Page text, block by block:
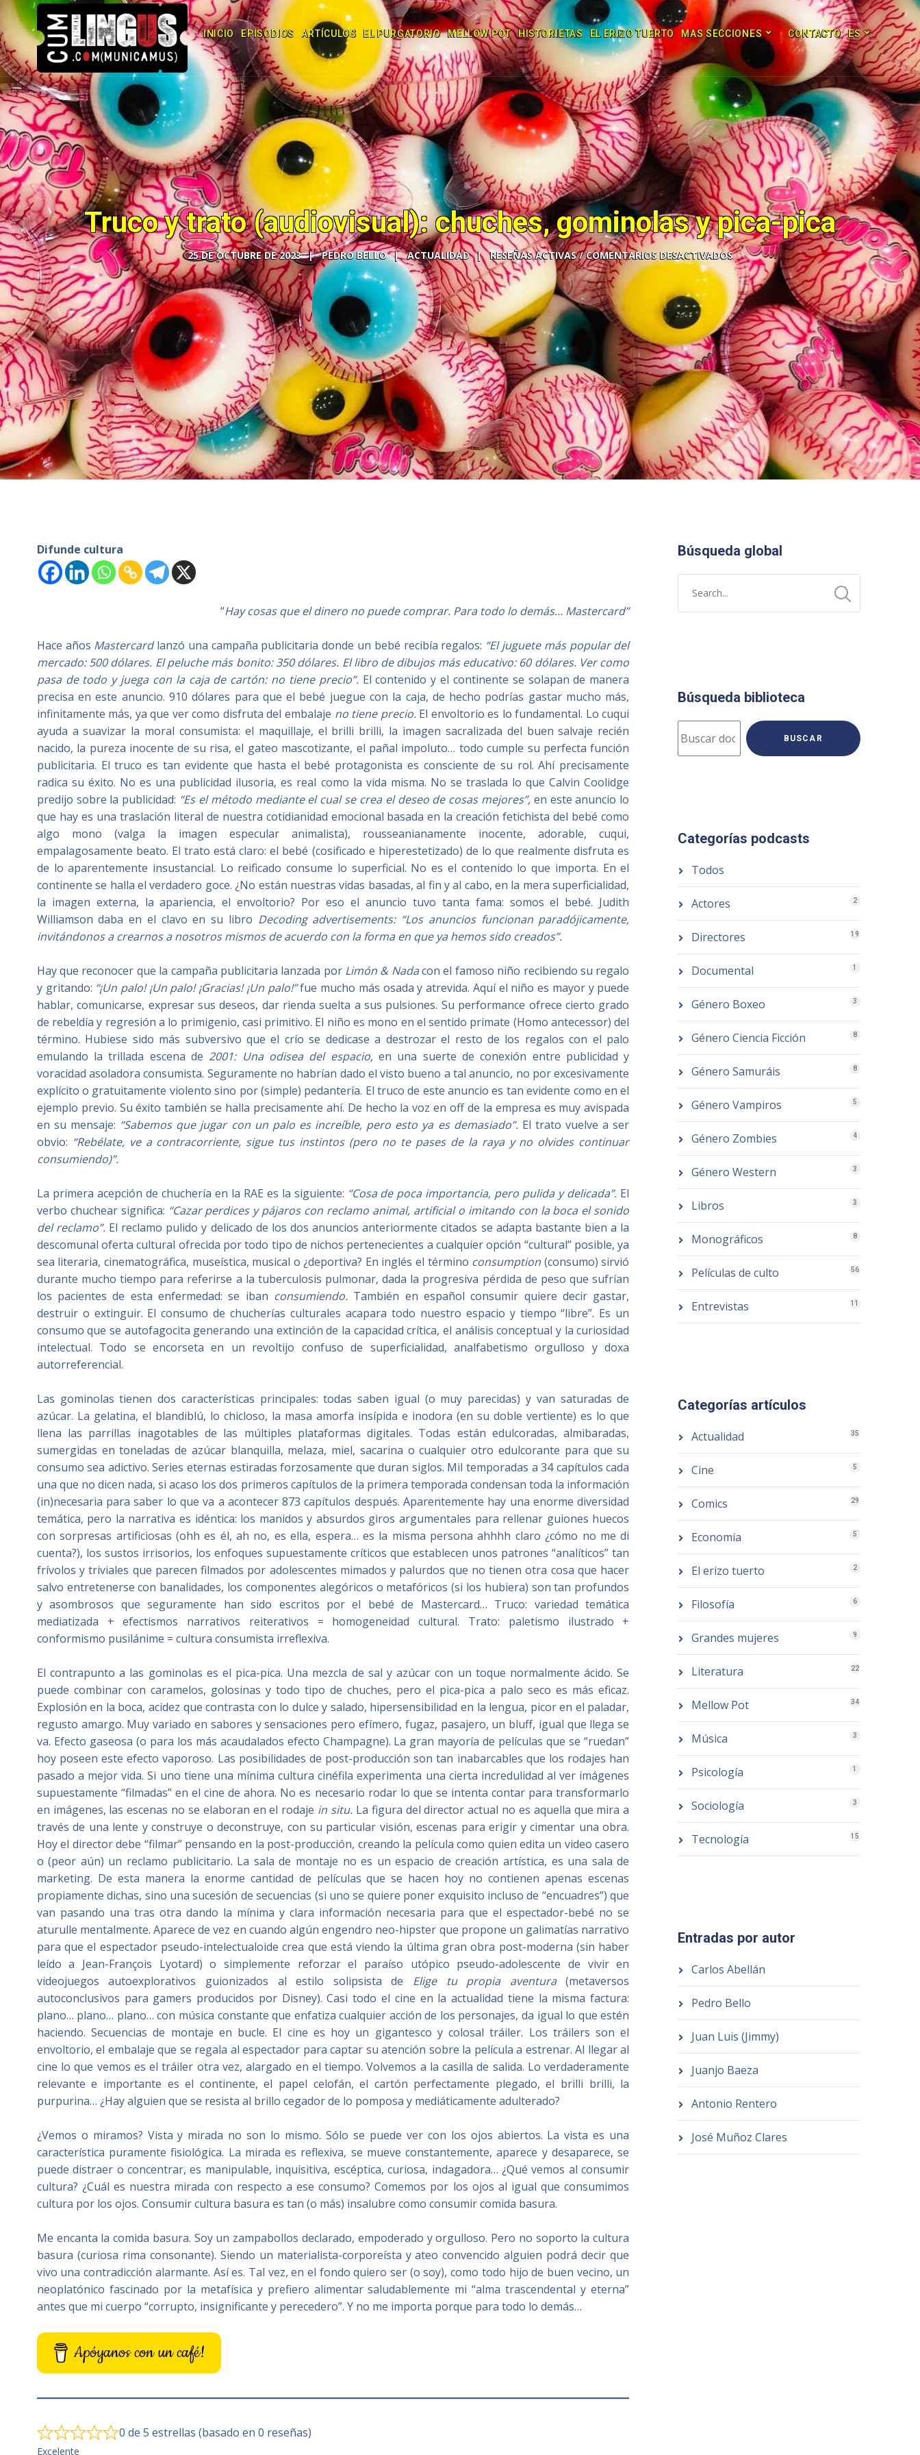
INICIO EPISODIOS ARTÍCULOS EL PURGATORIO MELLOW POT HISTORIETAS EL ERIZO TUERTO MAS SECCIONES CONTACTO ES
Truco y trato (audiovisual): chuches, gominolas y pica-pica
25 DE OCTUBRE DE 2023 PEDRO BELLO ACTUALIDAD COMENTARIOS DESACTIVADOS
Difunde cultura
“Hay cosas que el dinero no puede comprar. Para todo lo demás… Mastercard”
Hace años Mastercardlanzó una campaña publicitaria donde un bebé recibía regalos: “El juguete más popular del
mercado: 500dólares. El peluche más bonito: 350dólares. El libro de dibujos más educativo: 60dólares.Ver como
pasa de todo y juega con la caja de cartón: no tiene precio”.El contenido y el continente se solapan de manera
precisa en este anuncio. 910 dólares para que el bebé juegue con la caja, de hecho podrías gastar mucho más,
infinitamente más, ya que ver como disfruta del embalaje no tiene precio.El envoltorio es lo fundamental. Lo cuqui
ayuda a suavizar la moral consumista: el maquillaje, el brilli brilli, la imagen sacralizada del buen salvaje recién
nacido, la pureza inocente de su risa, el gateo mascotizante, el pañal impoluto… todo cumple su perfecta función
publicitaria. El truco es tan evidente que hasta el bebé protagonista es consciente de su rol. Ahí precisamente
radica su éxito. No es una publicidad ilusoria, es real como la vida misma. No se traslada lo que Calvin Coolidge
predijo sobre la publicidad: “Es el método mediante el cual se crea el deseo de cosas mejores”, en este anuncio lo
que hay es una traslación literal de nuestra cotidianidad emocional basada en la creación fetichista del bebé como
algo mono (valga la imagen especular animalista), rousseanianamente inocente, adorable, cuqui,
empalagosamente beato. El trato está claro: el bebé (cosificado e hiperestetizado) de lo que realmente disfruta es
de lo aparentemente insustancial. Lo reificado consume lo superficial. No es el contenido lo que importa. En el
continente se halla el verdadero goce. ¿No están nuestras vidas basadas, al fin y al cabo, en la mera superficialidad,
la imagen externa, la apariencia, el envoltorio? Por eso el anuncio tuvo tanta fama: somos el bebé. Judith
Williamson daba en el clavo en su libro Decoding advertisements: “Los anuncios funcionan paradójicamente,
invitándonos a crearnos a nosotros mismos de acuerdo con la forma en que ya hemos sido creados”.
Hay que reconocer que la campaña publicitaria lanzada por Limón & Nadacon el famoso niño recibiendo su regalo
y gritando: “¡Un palo! ¡Un palo!¡Gracias! ¡Un palo!”fue mucho más osada y atrevida. Aquí el niño es mayor y puede
hablar, comunicarse, expresar sus deseos, dar rienda suelta a sus pulsiones. Su performance ofrece cierto grado
de rebeldía y regresión a lo primigenio, casi primitivo. El niño es mono en el sentido primate (Homo antecessor) del
término. Hubiese sido más subversivo que el crío se dedicase a destrozar el resto de los regalos con el palo
emulando la trillada escena de 2001: Una odisea del espacio,en una suerte de conexión entre publicidad y
voracidad asoladora consumista. Seguramente no habrían dado el visto bueno a tal anuncio, no por excesivamente
explícito o gratuitamente violento sino por (simple) pedantería. El truco de este anuncio es tan evidente como en el
ejemplo previo. Su éxito también se halla precisamente ahí. De hecho la voz en off de la empresa es muy avispada
en su mensaje: “Sabemos que jugar con un palo es increíble, pero esto ya es demasiado”.El trato vuelve a ser
obvio: “Rebélate, ve a contracorriente, sigue tus instintos (pero no te pases de la raya y no olvides continuar
consumiendo)”.
La primera acepción de chuchería en la RAE es la siguiente: “Cosa de poca importancia, pero pulida y delicada”. El
verbo chuchear significa: “Cazar perdices y pájaros con reclamo animal, artificial o imitando con la boca el sonido
del reclamo”.El reclamo pulido y delicado de los dos anuncios anteriormente citados se adapta bastante bien a la
descomunal oferta cultural ofrecida por todo tipo de nichos pertenecientes a cualquier opción “cultural” posible, ya
sea literaria, cinematográfica, museística, musical o ¿deportiva? En inglés el término consumption (consumo) sirvió
durante mucho tiempo para referirse a la tuberculosis pulmonar, dada la progresiva pérdida de peso que sufrían
los pacientes de esta enfermedad: se iban consumiendo. También en español consumir quiere decir gastar,
destruir o extinguir. El consumo de chucherías culturales acapara todo nuestro espacio y tiempo “libre”. Es un
consumo que se autofagocita generando una extinción de la capacidad crítica, el análisis conceptual y la curiosidad
intelectual. Todo se encorseta en un revoltijo confuso de superficialidad, analfabetismo orgulloso y doxa
autorreferencial.
Las gominolas tienen dos características principales: todas saben igual (o muy parecidas) y van saturadas de
azúcar. La gelatina, el blandiblú, lo chicloso, la masa amorfa insípida e inodora (en su doble vertiente) es lo que
llena las parrillas inagotables de las múltiples plataformas digitales. Todas están edulcoradas, almibaradas,
sumergidas en toneladas de azúcar blanquilla, melaza, miel, sacarina o cualquier otro edulcorante para que su
consumo sea adictivo. Series eternas estiradas forzosamente que duran siglos. Mil temporadas a 34 capítulos cada
una que no dicen nada, si acaso los dos primeros capítulos de la primera temporada condensan toda la información
(in)necesaria para saber lo que va a acontecer 873 capítulos después. Aparentemente hay una enorme diversidad
temática, pero la narrativa es idéntica: los manidos y absurdos giros argumentales para rellenar guiones huecos
con sorpresas artificiosas (ohh es él, ah no, es ella, espera… es la misma persona ahhhh claro ¿cómo no me di
cuenta?), los sustos irrisorios, los enfoques supuestamente críticos que establecen unos patrones “analíticos” tan
frívolos y triviales que parecen filmados por adolescentes mimados y palurdos que no tienen otra cosa que hacer
salvo entretenerse con banalidades, los componentes alegóricos o metafóricos (si los hubiera) son tan profundos
y asombrosos que seguramente han sido escritos por el bebé de Mastercard… Truco: variedad temática
mediatizada + efectismos narrativos reiterativos = homogeneidad cultural. Trato: paletismo ilustrado +
conformismo pusilánime = cultura consumista irreflexiva.
El contrapunto a las gominolas es el pica-pica. Una mezcla de sal y azúcar con un toque normalmente ácido. Se
puede combinar con caramelos, golosinas y todo tipo de chuches, pero el pica-pica a palo seco es más eficaz.
Explosión en la boca, acidez que contrasta con lo dulce y salado, hipersensibilidad en la lengua, picor en el paladar,
regusto amargo. Muy variado en sabores y sensaciones pero efímero, fugaz, pasajero, un bluff, igual que llega se
va. Efecto gaseosa (o para los más acaudalados efecto Champagne). La gran mayoría de películas que se “ruedan”
hoy poseen este efecto vaporoso. Las posibilidades de post-producción son tan inabarcables que los rodajes han
pasado a mejor vida. Si uno tiene una mínima cultura cinéfila experimenta una cierta incredulidad al ver imágenes
supuestamente “filmadas” en el cine de ahora. No es necesario rodar lo que se intenta contar para transformarlo
en imágenes, las escenas no se elaboran en el rodaje in situ. La figura del director actual no es aquella que mira a
través de una lente y construye o deconstruye, con su particular visión, escenas para erigir y cimentar una obra.
Hoy el director debe “filmar” pensando en la post-producción, creando la película como quien edita un video casero
o (peor aún) un reclamo publicitario. La sala de montaje no es un espacio de creación artística, es una sala de
marketing. De esta manera la enorme cantidad de películas que se hacen hoy no contienen apenas escenas
propiamente dichas, sino una sucesión de secuencias (si uno se quiere poner exquisito incluso de “encuadres”) que
van pasando una tras otra dando la mínima y clara información necesaria para que el espectador-bebé no se
aturulle mentalmente. Aparece de vez en cuando algún engendro neo-hipster que propone un galimatías narrativo
para que el espectador pseudo-intelectualoide crea que está viendo la última gran obra post-moderna (sin haber
leído a Jean-François Lyotard) o simplemente reforzar el paraíso utópico pseudo-adolescente de vivir en
videojuegos autoexplorativos guionizados al estilo solipsista de Elige tu propia aventura(metaversos
autoconclusivos para gamers producidos por Disney). Casi todo el cine en la actualidad tiene la misma factura:
plano… plano… plano… con música constante que enfatiza cualquier acción de los personajes, da igual lo que estén
haciendo. Secuencias de montaje en bucle. El cine es hoy un gigantesco y colosal tráiler. Los tráilers son el
envoltorio, el embalaje que se regala al espectador para captar su atención sobre la película a estrenar. Al llegar al
cine lo que vemos es el tráiler otra vez, alargado en el tiempo. Volvemos a la casilla de salida. Lo verdaderamente
relevante e importante es el continente, el papel celofán, el cartón perfectamente plegado, el brilli brilli, la
purpurina… ¿Hay alguien que se resista al brillo cegador de lo pomposa y mediáticamente adulterado?
¿Vemos o miramos? Vista y mirada no son lo mismo. Sólo se puede ver con los ojos abiertos. La vista es una
característica puramente fisiológica. La mirada es reflexiva, se mueve constantemente, aparece y desaparece, se
puede distraer o concentrar, es manipulable, inquisitiva, escéptica, curiosa, indagadora… ¿Qué vemos al consumir
cultura? ¿Cuál es nuestra mirada con respecto a ese consumo? Comemos por los ojos al igual que consumimos
cultura por los ojos. Consumir cultura basura es tan (o más) insalubre como consumir comida basura.
Me encanta la comida basura. Soy un zampabollos declarado, empoderado y orgulloso. Pero no soporto la cultura
basura (curiosa rima consonante). Siendo un materialista-corporeísta y ateo convencido alguien podrá decir que
vivo una contradicción alarmante. Así es. Tal vez, en el fondo quiero ser (o soy), como todo hijo de buen vecino, un
neoplatónico fascinado por la metafísica y prefiero alimentar saludablemente mi “alma trascendental y eterna”
antes que mi cuerpo “corrupto, insignificante y perecedero”. Y no me importa porque para todo lo demás…
Apóyanos con un café!
0 de 5 estrellas (basado en 0 reseñas)
Excelente
Búsqueda global
Búsqueda biblioteca
BUSCAR
Categorías podcasts
Todos
Actores 2
Directores 19
Documental 1
Género Boxeo 3
Género Ciencia Ficción 8
Género Samuráis 8
Género Vampiros 5
Género Zombies 4
Género Western 3
Libros 3
Monográficos 8
Películas de culto 56
Entrevistas 11
Categorías artículos
Actualidad 35
Cine 5
Comics 29
Economía 5
El erizo tuerto 2
Filosofía 6
Grandes mujeres 9
Literatura 22
Mellow Pot 34
Música 3
Psicología 1
Sociología 3
Tecnología 15
Entradas por autor
Carlos Abellán
Pedro Bello
Juan Luis (Jimmy)
Juanjo Baeza
Antonio Rentero
José Muñoz Clares